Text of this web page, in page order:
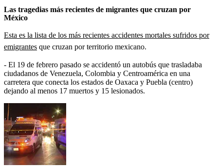
Las tragedias más recientes de migrantes que cruzan por
México
Esta es la lista de los más recientes accidentes mortales sufridos por
emigrantes que cruzan por territorio mexicano.
- El 19 de febrero pasado se accidentó un autobús que trasladaba
ciudadanos de Venezuela, Colombia y Centroamérica en una
carretera que conecta los estados de Oaxaca y Puebla (centro)
dejando al menos 17 muertos y 15 lesionados.